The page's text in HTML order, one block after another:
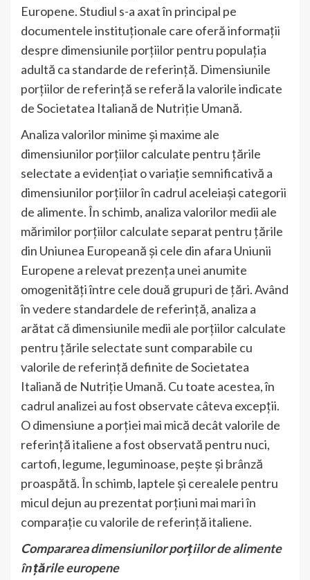
Europene. Studiul s-a axat în principal pe
documentele instituționale care oferă informații
despre dimensiunile porțiilor pentru populația
adultă ca standarde de referință. Dimensiunile
porțiilor de referință se referă la valorile indicate
de Societatea Italiană de Nutriție Umană.
Analiza valorilor minime și maxime ale
dimensiunilor porțiilor calculate pentru țările
selectate a evidențiat o variație semnificativă a
dimensiunilor porțiilor în cadrul aceleiași categorii
de alimente. În schimb, analiza valorilor medii ale
mărimilor porțiilor calculate separat pentru țările
din Uniunea Europeană și cele din afara Uniunii
Europene a relevat prezența unei anumite
omogenități între cele două grupuri de țări. Având
în vedere standardele de referință, analiza a
arătat că dimensiunile medii ale porțiilor calculate
pentru țările selectate sunt comparabile cu
valorile de referință definite de Societatea
Italiană de Nutriție Umană. Cu toate acestea, în
cadrul analizei au fost observate câteva excepții.
O dimensiune a porției mai mică decât valorile de
referință italiene a fost observată pentru nuci,
cartofi, legume, leguminoase, pește și brânză
proaspătă. În schimb, laptele și cerealele pentru
micul dejun au prezentat porțiuni mai mari în
comparație cu valorile de referință italiene.
Compararea dimensiunilor porțiilor de alimente
în țările europene